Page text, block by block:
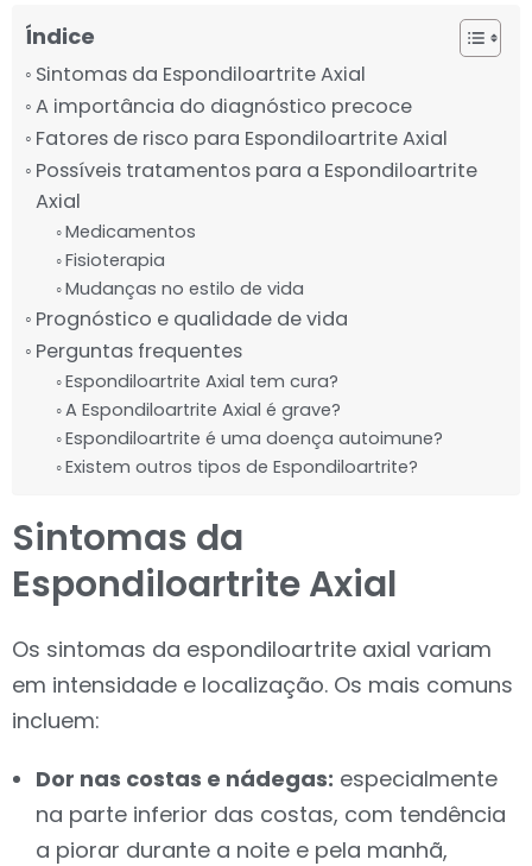
Índice
Sintomas da Espondiloartrite Axial
A importância do diagnóstico precoce
Fatores de risco para Espondiloartrite Axial
Possíveis tratamentos para a Espondiloartrite
Axial
Medicamentos
Fisioterapia
Mudanças no estilo de vida
Prognóstico e qualidade de vida
Perguntas frequentes
Espondiloartrite Axial tem cura?
A Espondiloartrite Axial é grave?
Espondiloartrite é uma doença autoimune?
Existem outros tipos de Espondiloartrite?
Sintomas da
Espondiloartrite Axial
Os sintomas da espondiloartrite axial variam
em intensidade e localização. Os mais comuns
incluem:
Dor nas costas e nádegas: especialmente
na parte inferior das costas, com tendência
a piorar durante a noite e pela manhã,